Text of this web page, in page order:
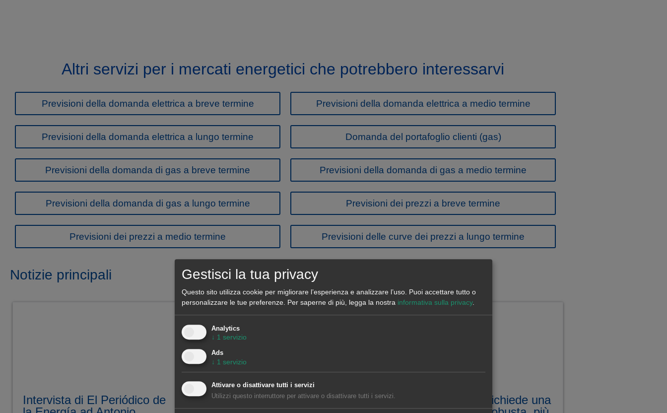
Altri servizi per i mercati energetici che potrebbero interessarvi
Previsioni della domanda elettrica a breve termine Previsioni della domanda elettrica a medio termine
Previsioni della domanda elettrica a lungo termine Domanda del portafoglio clienti (gas)
Previsioni della domanda di gas a breve termine Previsioni della domanda di gas a medio termine
Previsioni della domanda di gas a lungo termine Previsioni dei prezzi a breve termine
Previsioni dei prezzi a medio termine Previsioni delle curve dei prezzi a lungo termine
Notizie principali
Intervista di El Periódico de
Più energia eolica e una
L'elettrificazione richiede una
Gestisci la tua privacy
Questo sito utilizza cookie per migliorare l’esperienza e analizzare l’uso. Puoi accettare tutto o
personalizzare le tue preferenze. Per saperne di più, legga la nostra informativa sulla privacy.
Analytics
↓ 1 servizio
Ads
↓ 1 servizio
Attivare o disattivare tutti i servizi
Utilizzi questo interruttore per attivare o disattivare tutti i servizi.